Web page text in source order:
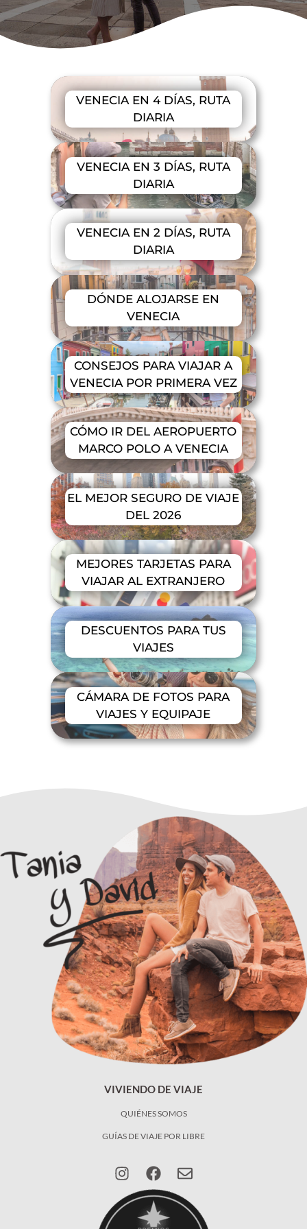
VENECIA EN 4 DÍAS, RUTA
DIARIA
VENECIA EN 3 DÍAS, RUTA
DIARIA
VENECIA EN 2 DÍAS, RUTA
DIARIA
DÓNDE ALOJARSE EN
VENECIA
CONSEJOS PARA VIAJAR A
VENECIA POR PRIMERA VEZ
CÓMO IR DEL AEROPUERTO
MARCO POLO A VENECIA
EL MEJOR SEGURO DE VIAJE
DEL 2026
MEJORES TARJETAS PARA
VIAJAR AL EXTRANJERO
DESCUENTOS PARA TUS
VIAJES
CÁMARA DE FOTOS PARA
VIAJES Y EQUIPAJE
VIVIENDO DE VIAJE
QUIÉNES SOMOS
GUÍAS DE VIAJE POR LIBRE